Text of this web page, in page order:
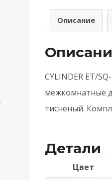
Описание
CYLINDER ET/
межкомнатные
тисненый.
Детали
Цвет